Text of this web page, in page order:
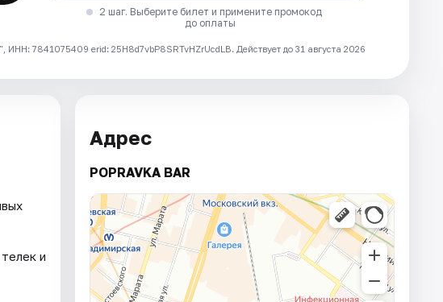
2 шаг. Выберите билет и примените промокод
до оплаты
7841075409 erid: 25H8d7vbP8SRTvHZrUcdLB. Действует до 31 августа 2026
и
Адрес
POPRAVKA BAR